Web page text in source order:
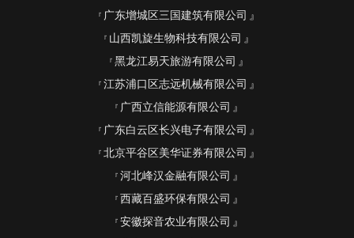
广东增城区三国建筑有限公司
山西凯旋生物科技有限公司
黑龙江易天旅游有限公司
江苏浦口区志远机械有限公司
广西立信能源有限公司
广东白云区长兴电子有限公司
北京平谷区美华证券有限公司
河北峰汉金融有限公司
西藏百盛环保有限公司
安徽探音农业有限公司